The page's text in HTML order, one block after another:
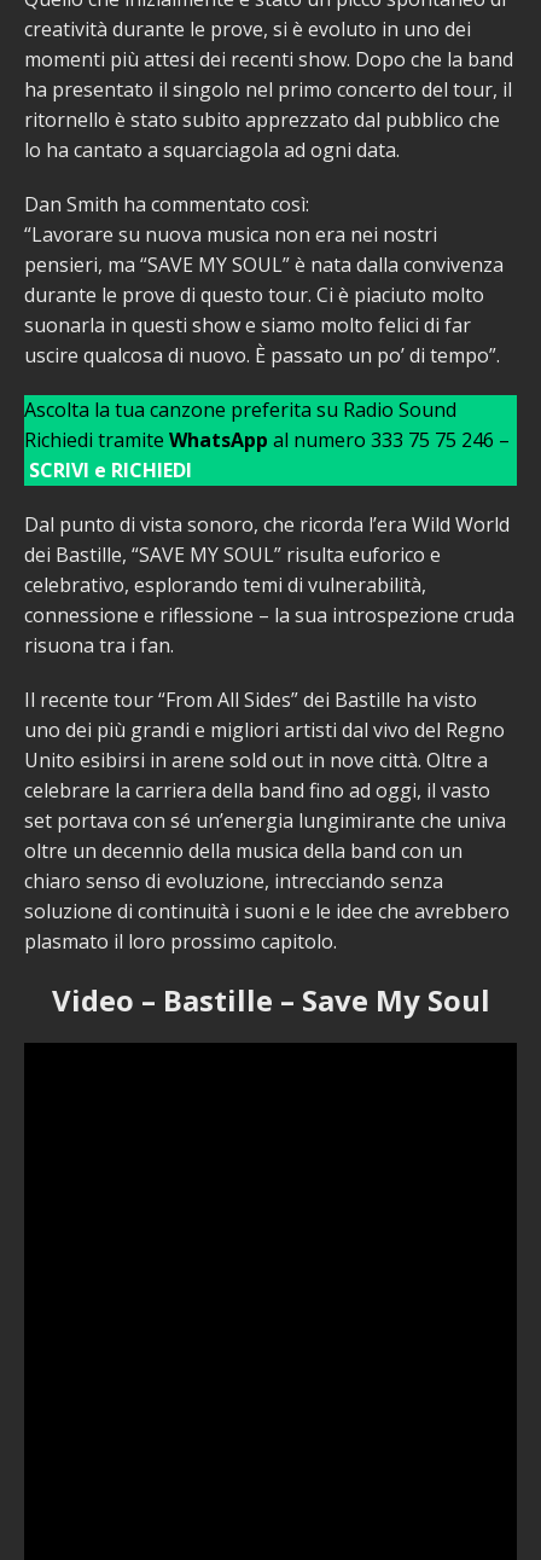
creatività durante le prove, si è evoluto in uno dei
momenti più attesi dei recenti show. Dopo che la band
ha presentato il singolo nel primo concerto del tour, il
ritornello è stato subito apprezzato dal pubblico che
lo ha cantato a squarciagola ad ogni data.
Dan Smith ha commentato così:
“Lavorare su nuova musica non era nei nostri
pensieri, ma “SAVE MY SOUL” è nata dalla convivenza
durante le prove di questo tour. Ci è piaciuto molto
suonarla in questi show e siamo molto felici di far
uscire qualcosa di nuovo. È passato un po’ di tempo”.
Ascolta la tua canzone preferita su Radio Sound
Richiedi tramite WhatsApp al numero 333 75 75 246 –
SCRIVI e RICHIEDI
Dal punto di vista sonoro, che ricorda l’era Wild World
dei Bastille, “SAVE MY SOUL” risulta euforico e
celebrativo, esplorando temi di vulnerabilità,
connessione e riflessione – la sua introspezione cruda
risuona tra i fan.
Il recente tour “From All Sides” dei Bastille ha visto
uno dei più grandi e migliori artisti dal vivo del Regno
Unito esibirsi in arene sold out in nove città. Oltre a
celebrare la carriera della band fino ad oggi, il vasto
set portava con sé un’energia lungimirante che univa
oltre un decennio della musica della band con un
chiaro senso di evoluzione, intrecciando senza
soluzione di continuità i suoni e le idee che avrebbero
plasmato il loro prossimo capitolo.
Video – Bastille – Save My Soul